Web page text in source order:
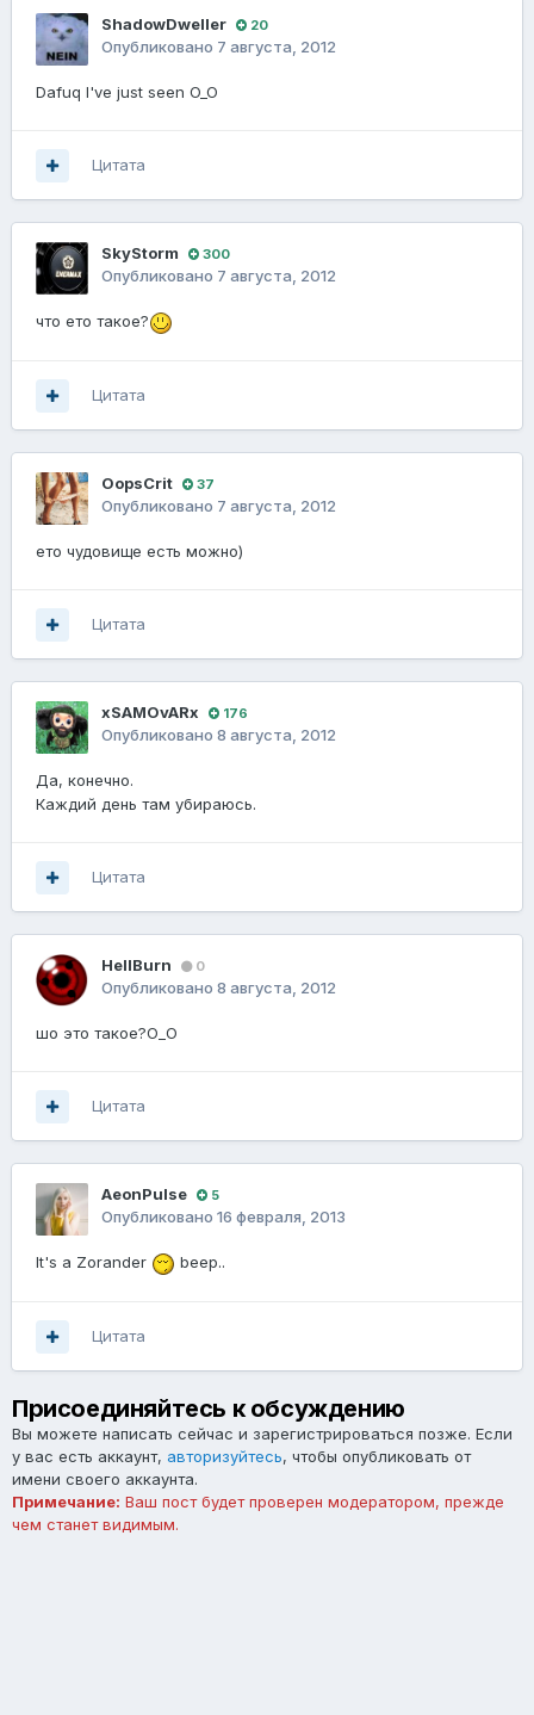
ShadowDweller 20
Опубликовано 7 августа, 2012
Dafuq I've just seen O_O
Цитата
SkyStorm 300
Опубликовано 7 августа, 2012
что ето такое?
Цитата
OopsCrit 37
Опубликовано 7 августа, 2012
ето чудовище есть можно)
Цитата
xSAMOvARx 176
Опубликовано 8 августа, 2012
Да, конечно.
Каждий день там убираюсь.
Цитата
HellBurn 0
Опубликовано 8 августа, 2012
шо это такое?О_О
Цитата
AeonPulse 5
Опубликовано 16 февраля, 2013
It's a Zorander beep..
Цитата
Присоединяйтесь к обсуждению
Вы можете написать сейчас и зарегистрироваться позже. Если
у вас есть аккаунт, авторизуйтесь, чтобы опубликовать от
имени своего аккаунта.
Примечание: Ваш пост будет проверен модератором, прежде
чем станет видимым.